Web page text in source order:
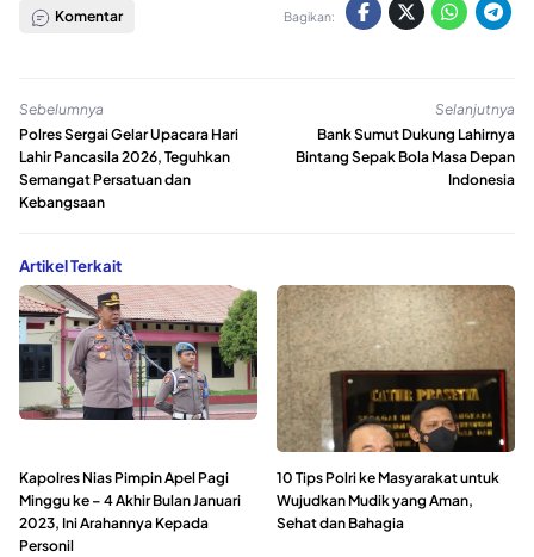
Komentar Bagikan:
Sebelumnya
Polres Sergai Gelar Upacara Hari
Lahir Pancasila 2026, Teguhkan
Semangat Persatuan dan
Kebangsaan
Selanjutnya
Bank Sumut Dukung Lahirnya
Bintang Sepak Bola Masa Depan
Indonesia
Artikel Terkait
Kapolres Nias Pimpin Apel Pagi
Minggu ke – 4 Akhir Bulan Januari
2023, Ini Arahannya Kepada
Personil
10 Tips Polri ke Masyarakat untuk
Wujudkan Mudik yang Aman,
Sehat dan Bahagia